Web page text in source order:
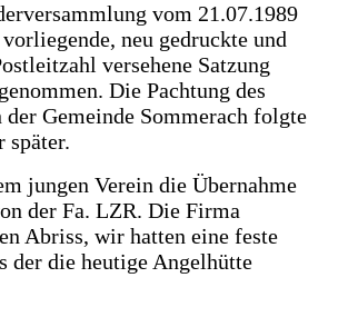
vom 21.07.1989
neu gedruckte und
versehene Satzung
Die Pachtung des
der Gemeinde Sommerach folgte
später.
jungen Verein die Übernahme
der Fa. LZR. Die Firma
Abriss, wir hatten eine feste
der die heutige Angelhütte